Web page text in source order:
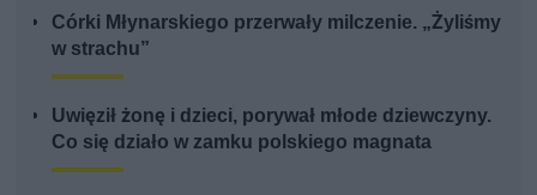
Córki Młynarskiego przerwały milczenie. „Żyliśmy
w strachu”
Uwięził żonę i dzieci, porywał młode dziewczyny.
Co się działo w zamku polskiego magnata